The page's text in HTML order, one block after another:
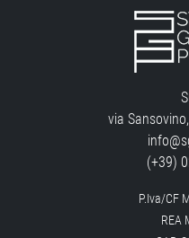
via
(+39)
P.Iva/CF
REA